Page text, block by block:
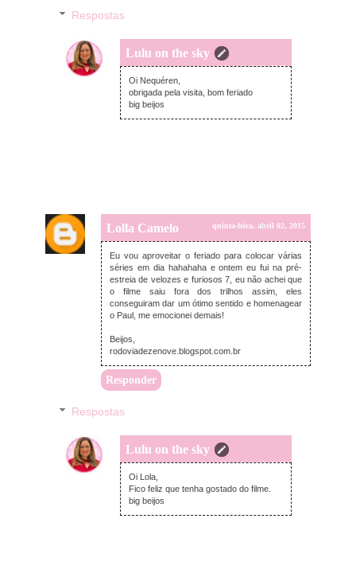
Respostas
Lulu on the sky
quinta-feira, abril 02, 2015
Oi Nequéren,
obrigada pela visita, bom feriado
big beijos
Lolla Camelo quinta-feira, abril 02, 2015
Eu vou aproveitar o feriado para colocar várias
séries em dia hahahaha e ontem eu fui na pré-
estreia de velozes e furiosos 7, eu não achei que
o filme saiu fora dos trilhos assim, eles
conseguiram dar um ótimo sentido e homenagear
o Paul, me emocionei demais!
Beijos,
rodoviadezenove.blogspot.com.br
Responder
Respostas
Lulu on the sky
quinta-feira, abril 02, 2015
Oi Lola,
Fico feliz que tenha gostado do filme.
big beijos